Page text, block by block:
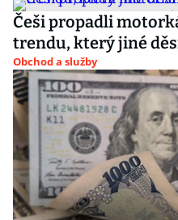
Češi propadli
trendu, který jiné
Obchod a služby